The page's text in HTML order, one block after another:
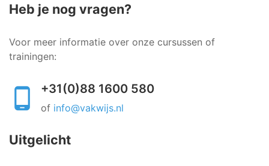
Heb je nog vragen?
Voor meer informatie over onze cursussen of
trainingen:
+31(0)88 1600 580
of info@vakwijs.nl
Uitgelicht